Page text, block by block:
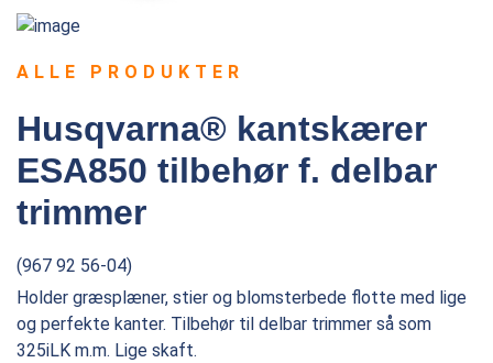
ALLE PRODUKTER
Husqvarna® kantskærer
ESA850 tilbehør f. delbar
trimmer
(967 92 56-04)
Holder græsplæner, stier og blomsterbede flotte med lige
og perfekte kanter. Tilbehør til delbar trimmer så som
325iLK m.m. Lige skaft.